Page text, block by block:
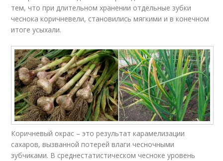
тем, что при длительном хранении отдельные зубки
чеснока коричневели, становились мягкими и в конечном
итоге усыхали.
Коричневый окрас – это результат карамелизации
сахаров, вызванной потерей влаги чесночными
зубчиками. В среднестатистическом чесноке уровень